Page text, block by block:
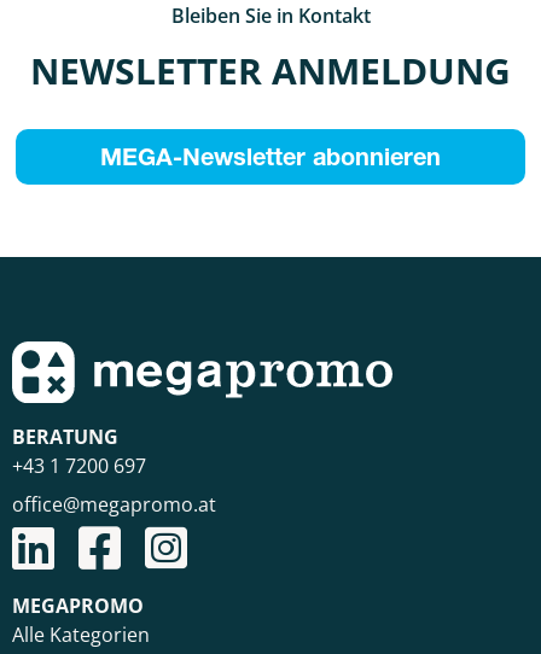
Bleiben Sie in Kontakt
NEWSLETTER ANMELDUNG
MEGA-Newsletter abonnieren
BERATUNG
+43 1 7200 697
office@megapromo.at
MEGAPROMO
Alle Kategorien